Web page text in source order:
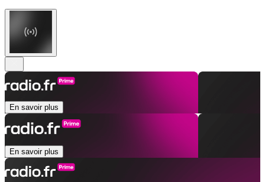
En savoir plus
En savoir plus